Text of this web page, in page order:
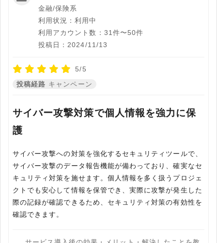
金融/保険系
利用状況：利用中
利用アカウント数：31件〜50件
投稿日：2024/11/13
5/5
投稿経路 キャンペーン
サイバー攻撃対策で個人情報を強力に保
護
サイバー攻撃への対策を強化するセキュリティツールで、
サイバー攻撃のデータ報告機能が備わっており、確実なセ
キュリティ対策を施せます。個人情報を多く扱うプロジェ
クトでも安心して情報を保管でき、実際に攻撃が発生した
際の記録が確認できるため、セキュリティ対策の有効性を
確認できます。